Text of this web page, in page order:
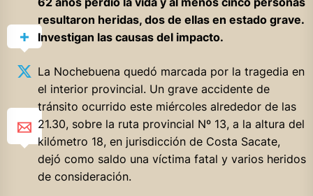
resultaron heridas, dos de ellas en estado grave.
Investigan las causas del impacto.
La Nochebuena quedó marcada por la tragedia en
el interior provincial. Un grave accidente de
tránsito ocurrido este miércoles alrededor de las
21.30, sobre la ruta provincial Nº 13, a la altura del
kilómetro 18, en jurisdicción de Costa Sacate,
dejó como saldo una víctima fatal y varios heridos
de consideración.